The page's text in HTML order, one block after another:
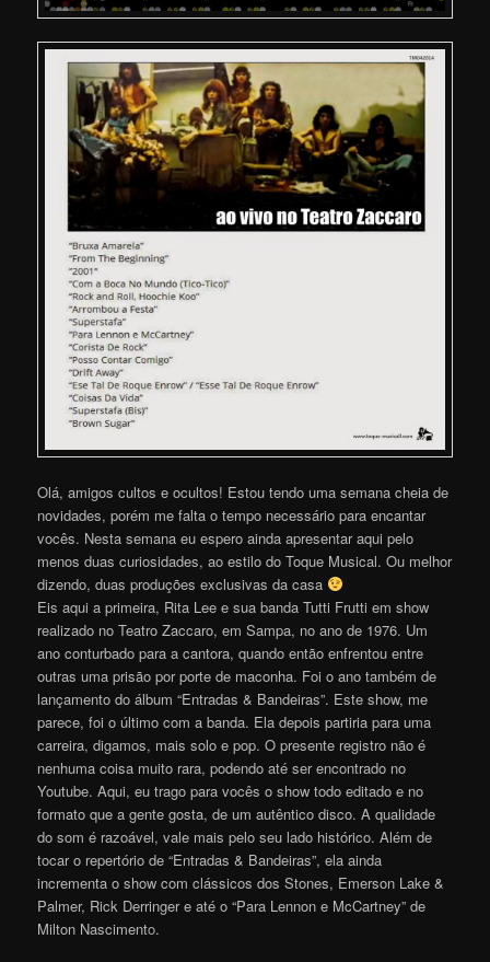
Olá, amigos cultos e ocultos! Estou tendo uma semana cheia de
novidades, porém me falta o tempo necessário para encantar
vocês. Nesta semana eu espero ainda apresentar aqui pelo
menos duas curiosidades, ao estilo do Toque Musical. Ou melhor
dizendo, duas produções exclusivas da casa
Eis aqui a primeira, Rita Lee e sua banda Tutti Frutti em show
realizado no Teatro Zaccaro, em Sampa, no ano de 1976. Um
ano conturbado para a cantora, quando então enfrentou entre
outras uma prisão por porte de maconha. Foi o ano também de
lançamento do álbum “Entradas & Bandeiras”. Este show, me
parece, foi o último com a banda. Ela depois partiria para uma
carreira, digamos, mais solo e pop. O presente registro não é
nenhuma coisa muito rara, podendo até ser encontrado no
Youtube. Aqui, eu trago para vocês o show todo editado e no
formato que a gente gosta, de um autêntico disco. A qualidade
do som é razoável, vale mais pelo seu lado histórico. Além de
tocar o repertório de “Entradas & Bandeiras”, ela ainda
incrementa o show com clássicos dos Stones, Emerson Lake &
Palmer, Rick Derringer e até o “Para Lennon e McCartney” de
Milton Nascimento.